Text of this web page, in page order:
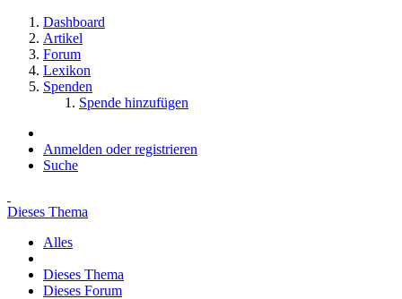
Dashboard
Artikel
Forum
Lexikon
Spenden
Spende hinzufügen
Anmelden oder registrieren
Suche
Dieses Thema
Alles
Dieses Thema
Dieses Forum